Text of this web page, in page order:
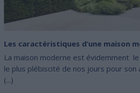
Les caractéristiques d’une maison
La maison moderne est évidemment
le plus plébiscité de nos jours pour
(...)